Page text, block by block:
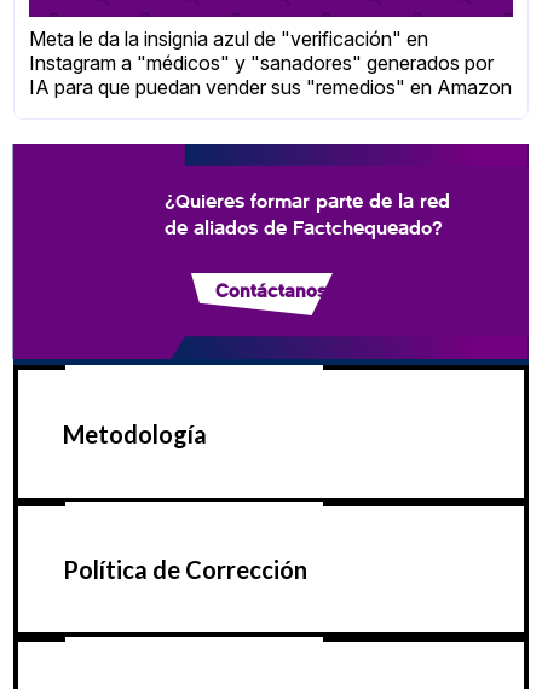
Meta le da la insignia azul de "verificación" en
Instagram a "médicos" y "sanadores" generados por
IA para que puedan vender sus "remedios" en Amazon
¿Quieres formar parte de la red
de aliados de Factchequeado?
Contáctanos
Metodología
Política de Corrección